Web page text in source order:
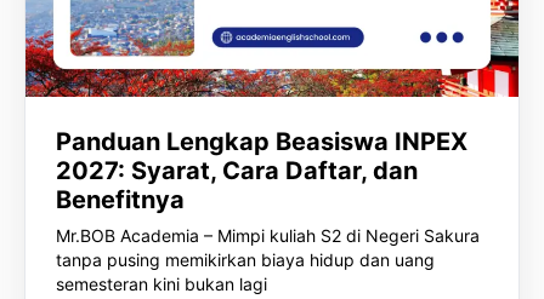
Panduan Lengkap Beasiswa INPEX
2027: Syarat, Cara Daftar, dan
Benefitnya
Mr.BOB Academia – Mimpi kuliah S2 di Negeri Sakura
tanpa pusing memikirkan biaya hidup dan uang
semesteran kini bukan lagi